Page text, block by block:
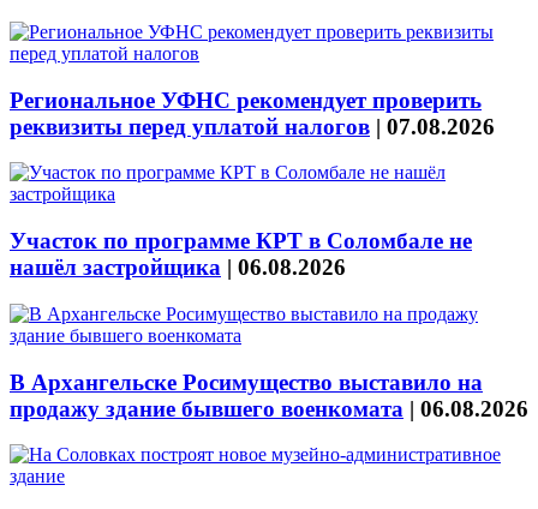
Региональное УФНС рекомендует проверить
реквизиты перед уплатой налогов | 07.08.2026
Участок по программе КРТ в Соломбале не
нашёл застройщика | 06.08.2026
В Архангельске Росимущество выставило на
продажу здание бывшего военкомата | 06.08.2026